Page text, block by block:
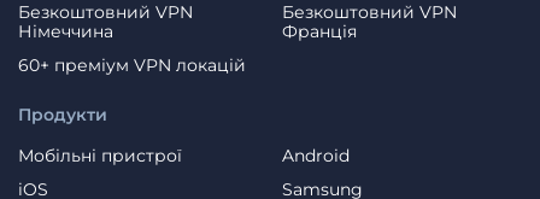
Продукти
Мобільні пристрої
Android
iOS
Samsung
Безкоштовний VPN
Німеччина
Безкоштовний VPN
Франція
60+ преміум VPN локацій